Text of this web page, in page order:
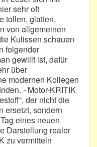
sehr oft
tollen, glatten,
von allgemeinen
Kulissen schauen
folgender
gewillt ist, dafür
über
modernen Kollegen
- Motor-KRITIK
der nicht die
ersetzt, sondern
eines neuen
Darstellung realer
zu vermitteln